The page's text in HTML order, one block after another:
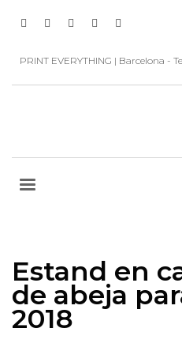
PRINT EVERYTHING | Barcelona -
Estand en
de abeja
2018